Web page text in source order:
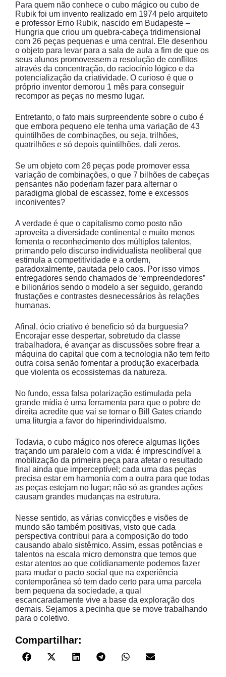
Para quem não conhece o cubo mágico ou cubo de
Rubik foi um invento realizado em 1974 pelo arquiteto
e professor Erno Rubik, nascido em Budapeste –
Hungria que criou um quebra-cabeça tridimensional
com 26 peças pequenas e uma central. Ele desenhou
o objeto para levar para a sala de aula a fim de que os
seus alunos promovessem a resolução de conflitos
através da concentração, do raciocínio lógico e da
potencialização da criatividade. O curioso é que o
próprio inventor demorou 1 mês para conseguir
recompor as peças no mesmo lugar.
Entretanto, o fato mais surpreendente sobre o cubo é
que embora pequeno ele tenha uma variação de 43
quintilhões de combinações, ou seja, trilhões,
quatrilhões e só depois quintilhões, dali zeros.
Se um objeto com 26 peças pode promover essa
variação de combinações, o que 7 bilhões de cabeças
pensantes não poderiam fazer para alternar o
paradigma global de escassez, fome e excessos
inconiventes?
A verdade é que o capitalismo como posto não
aproveita a diversidade continental e muito menos
fomenta o reconhecimento dos múltiplos talentos,
primando pelo discurso individualista neoliberal que
estimula a competitividade e a ordem,
paradoxalmente, pautada pelo caos. Por isso vimos
entregadores sendo chamados de “empreendedores”
e bilionários sendo o modelo a ser seguido, gerando
frustações e contrastes desnecessários às relações
humanas.
Afinal, ócio criativo é benefício só da burguesia?
Encorajar esse despertar, sobretudo da classe
trabalhadora, é avançar as discussões sobre frear a
máquina do capital que com a tecnologia não tem feito
outra coisa senão fomentar a produção exacerbada
que violenta os ecossistemas da natureza.
No fundo, essa falsa polarização estimulada pela
grande mídia é uma ferramenta para que o pobre de
direita acredite que vai se tornar o Bill Gates criando
uma liturgia a favor do hiperindividualsmo.
Todavia, o cubo mágico nos oferece algumas lições
traçando um paralelo com a vida: é imprescindível a
mobilização da primeira peça para afetar o resultado
final ainda que imperceptível; cada uma das peças
precisa estar em harmonia com a outra para que todas
as peças estejam no lugar; não só as grandes ações
causam grandes mudanças na estrutura.
Nesse sentido, as várias convicções e visões de
mundo são também positivas, visto que cada
perspectiva contribui para a composição do todo
causando abalo sistêmico. Assim, essas potências e
talentos na escala micro demonstra que temos que
estar atentos ao que cotidianamente podemos fazer
para mudar o pacto social que na experiência
contemporânea só tem dado certo para uma parcela
bem pequena da sociedade, a qual
escancaradamente vive a base da exploração dos
demais. Sejamos a pecinha que se move trabalhando
para o coletivo.
Compartilhar: